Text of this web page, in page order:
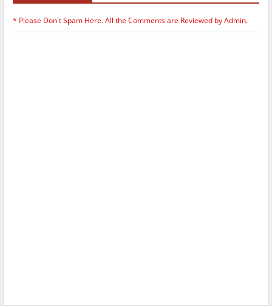
* Please Don't Spam Here. All the Comments are Reviewed by Admin.